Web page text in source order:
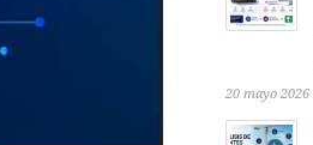
20 mayo 2026